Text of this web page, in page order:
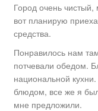
Город очень
вот планирую
средства.
Понравилось нам
потчевали обедом.
национальной
блюдом, все же я
мне предложили.